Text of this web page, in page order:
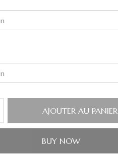
AJOUTER AU PANIER
BUY NOW